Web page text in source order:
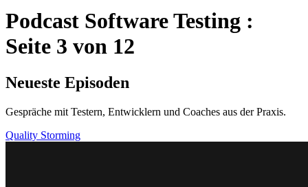
Podcast Software Testing :
Seite 3 von 12
Neueste Episoden
Gespräche mit Testern, Entwicklern und Coaches aus der Praxis.
Quality Storming